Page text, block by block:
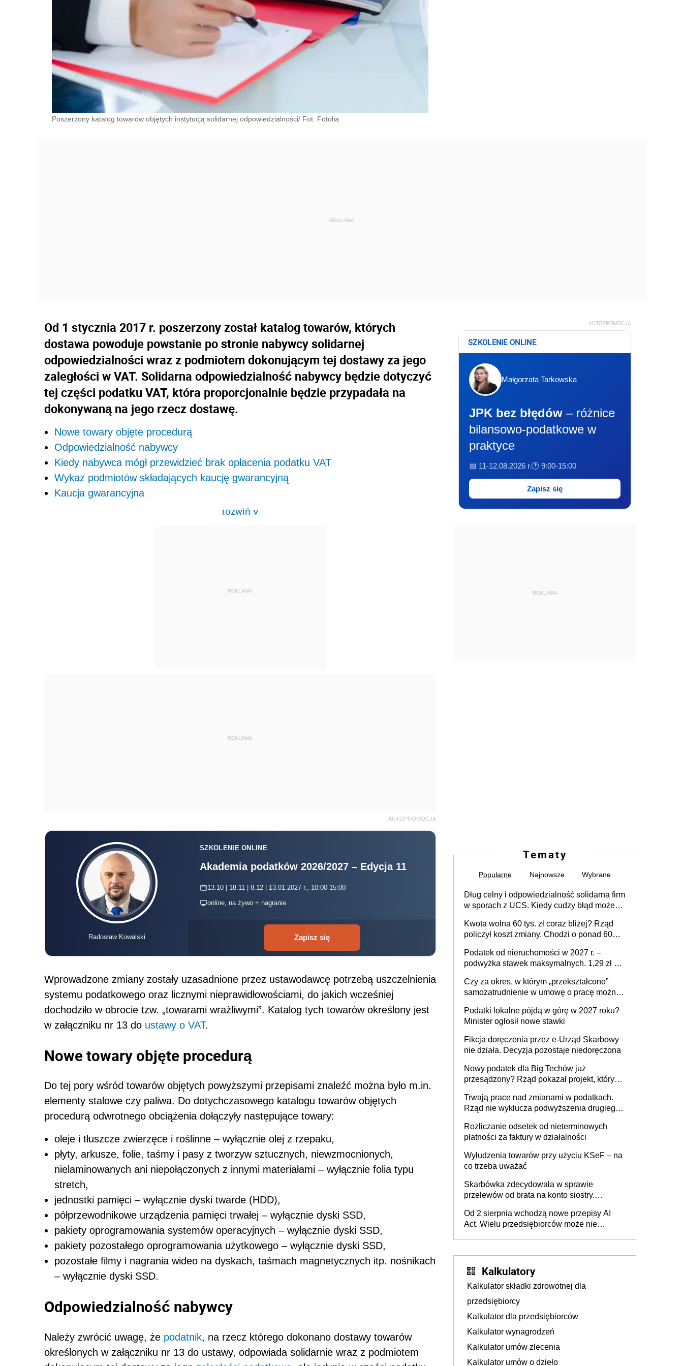
Poszerzony katalog towarów objętych instytucją solidarnej odpowiedzialności/ Fot. Fotolia
Od 1 stycznia 2017 r. poszerzony został katalog towarów, których
dostawa powoduje powstanie po stronie nabywcy solidarnej
odpowiedzialności wraz z podmiotem dokonującym tej dostawy za jego
zaległości w VAT. Solidarna odpowiedzialność nabywcy będzie dotyczyć
tej części podatku VAT, która proporcjonalnie będzie przypadała na
dokonywaną na jego rzecz dostawę.
Nowe towary objęte procedurą
Odpowiedzialność nabywcy
Kiedy nabywca mógł przewidzieć brak opłacenia podatku VAT
Wykaz podmiotów składających kaucję gwarancyjną
Kaucja gwarancyjna
rozwiń>
REKLAMA
REKLAMA
AUTOPROMOCJA
Radosław Kowalski
SZKOLENIE ONLINE
Akademia podatków 2026/2027 – Edycja 11
13.10 | 18.11 | 8.12 | 13.01.2027 r., 10:00-15:00
online, na żywo + nagranie
Zapisz się
Wprowadzone zmiany zostały uzasadnione przez ustawodawcę potrzebą uszczelnienia
systemu podatkowego oraz licznymi nieprawidłowościami, do jakich wcześniej
dochodziło w obrocie tzw. „towarami wrażliwymi”. Katalog tych towarów określony jest
w załączniku nr 13 do ustawy o VAT.
Nowe towary objęte procedurą
Do tej pory wśród towarów objętych powyższymi przepisami znaleźć można było m.in.
elementy stalowe czy paliwa. Do dotychczasowego katalogu towarów objętych
procedurą odwrotnego obciążenia dołączyły następujące towary:
oleje i tłuszcze zwierzęce i roślinne – wyłącznie olej z rzepaku,
płyty, arkusze, folie, taśmy i pasy z tworzyw sztucznych, niewzmocnionych,
nielaminowanych ani niepołączonych z innymi materiałami – wyłącznie folia typu
stretch,
jednostki pamięci – wyłącznie dyski twarde (HDD),
półprzewodnikowe urządzenia pamięci trwałej – wyłącznie dyski SSD,
pakiety oprogramowania systemów operacyjnych – wyłącznie dyski SSD,
pakiety pozostałego oprogramowania użytkowego – wyłącznie dyski SSD,
pozostałe filmy i nagrania wideo na dyskach, taśmach magnetycznych itp. nośnikach
– wyłącznie dyski SSD.
Odpowiedzialność nabywcy
Należy zwrócić uwagę, że podatnik, na rzecz którego dokonano dostawy towarów
określonych w załączniku nr 13 do ustawy, odpowiada solidarnie wraz z podmiotem
AUTOPROMOCJA
SZKOLENIE ONLINE
Małgorzata Tarkowska
JPK bez błędów – różnice
bilansowo-podatkowe w
praktyce
📅 11-12.08.2026 r.🕐 9:00-15:00
Zapisz się
REKLAMA
Tematy
Popularne Najnowsze Wybrane
Dług celny i odpowiedzialność solidarna firm
w sporach z UCS. Kiedy cudzy błąd może
Kwota wolna 60 tys. zł coraz bliżej? Rząd
policzył koszt zmiany. Chodzi o ponad 60
Podatek od nieruchomości w 2027 r. –
podwyżka stawek maksymalnych. 1,29 zł za
budynków i lokali związanych z
prowadzeniem działalności gospodarczej
Czy za okres, w którym „przekształcono”
samozatrudnienie w umowę o pracę można
umowy cywilnoprawnej jedynym
racjonalnym wyjściem
Podatki lokalne pójdą w górę w 2027 roku?
Minister ogłosił nowe stawki
Fikcja doręczenia przez e-Urząd Skarbowy
nie działa. Decyzja pozostaje niedoręczona
Nowy podatek dla Big Techów już
przesądzony? Rząd pokazał projekt, który
Trwają prace nad zmianami w podatkach.
Rząd nie wyklucza podwyższenia drugiego
Rozliczanie odsetek od nieterminowych
płatności za faktury w działalności
Wyłudzenia towarów przy użyciu KSeF – na
co trzeba uważać
Skarbówka zdecydowała w sprawie
przelewów od brata na konto siostry.
darowizna, ale podatku jednak nie będzie
Od 2 sierpnia wchodzą nowe przepisy AI
Act. Wielu przedsiębiorców może nie
Kalkulatory
Kalkulator składki zdrowotnej dla
przedsiębiorcy
Kalkulator dla przedsiębiorców
Kalkulator wynagrodzeń
Kalkulator umów zlecenia
Kalkulator umów o dzieło